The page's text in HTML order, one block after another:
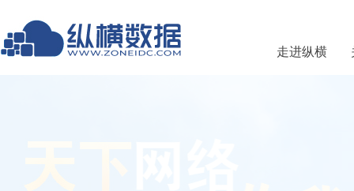
走进纵横